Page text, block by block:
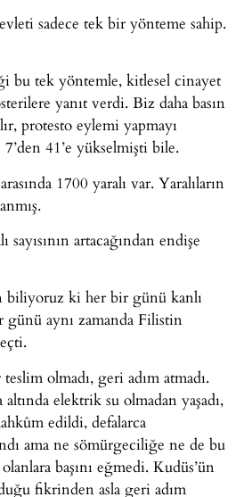
sadece tek bir yönteme sahip.
bu tek yöntemle, kitlesel cinayet
yanıt verdi. Biz daha basın
protesto eylemi yapmayı
7’den 41’e yükselmişti bile.
1700 yaralı var. Yaralıların
artacağından endişe
biliyoruz ki her bir günü kanlı
günü aynı zamanda Filistin
olmadı, geri adım atmadı.
elektrik su olmadan yaşadı,
edildi, defalarca
ama ne sömürgeciliğe ne de bu
başını eğmedi. Kudüs’ün
fikrinden asla geri adım